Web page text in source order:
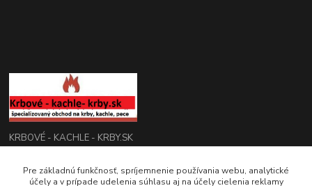
KRBOVÉ - KACHLE - KRBY.SK
0949 476 255
Pre základnú funkčnosť, spríjemnenie používania webu, analytické
účely a v prípade udelenia súhlasu aj na účely cielenia reklamy